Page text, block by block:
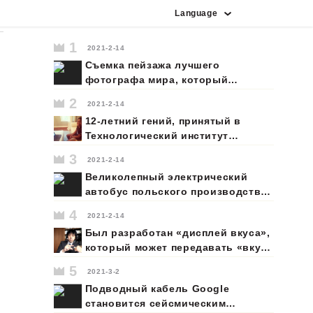
Language
1 2021-2-14
Съемка пейзажа лучшего
фотографа мира, который
более опасной ситуации, чем
каскадер.
2 2021-2-14
12-летний гений, принятый в
Технологический институт
на Марс
3 2021-2-14
Великолепный электрический
автобус польского производства
рынке
4 2021-2-14
Был разработан «дисплей вкуса»,
который может передавать «вкус»
«Демонстрация вкуса»,
разработанная в японском
университете, создается путем
5 2021-3-2
Подводный кабель Google
становится сейсмическим